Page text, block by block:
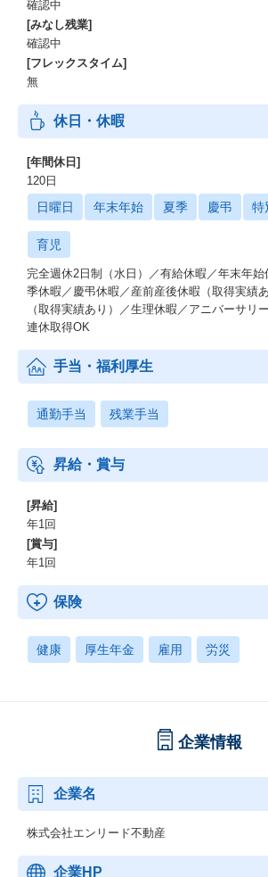
確認中
[みなし残業]
確認中
[フレックスタイム]
無
休日・休暇
[年間休日]
120日
日曜日 年末年始 夏季 慶弔 特
育児
完全週休2日制（水日）／有給休暇／年末年始
季休暇／慶弔休暇／産前産後休暇（取得実績
（取得実績あり）／生理休暇／アニバーサ
連休取得OK
手当・福利厚生
通勤手当 残業手当
昇給・賞与
[昇給]
年1回
[賞与]
年1回
保険
健康 厚生年金 雇用 労災
企業情報
企業名
株式会社エンリード不動産
企業HP